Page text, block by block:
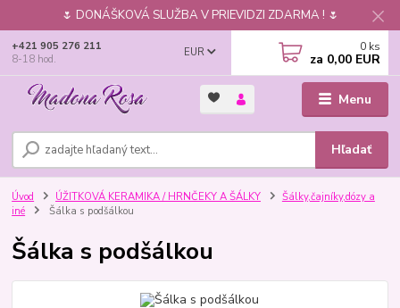
🌷 DONÁŠKOVÁ SLUŽBA V PRIEVIDZI ZDARMA ! 🌷
Menu
EUR
Hľadať
+421 905 276 211
8-18 hod.
0 ks
za 0,00 EUR
Úvod ÚŽITKOVÁ KERAMIKA / HRNČEKY A ŠÁLKY
Šálky,čajníky,dózy a
iné
Šálka s podšálkou
Šálka s podšálkou